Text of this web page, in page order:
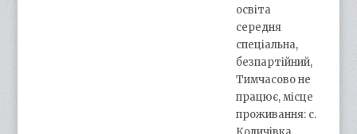
освіта
середня
спеціальна,
безпартійний,
Тимчасово не
працює, місце
проживання: с.